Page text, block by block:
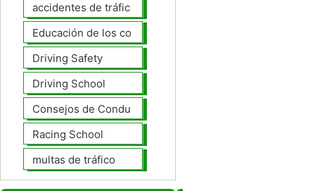
accidentes de tráfico
Educación de los conductores
Driving Safety
Driving School
Consejos de Conducción
Racing School
multas de tráfico